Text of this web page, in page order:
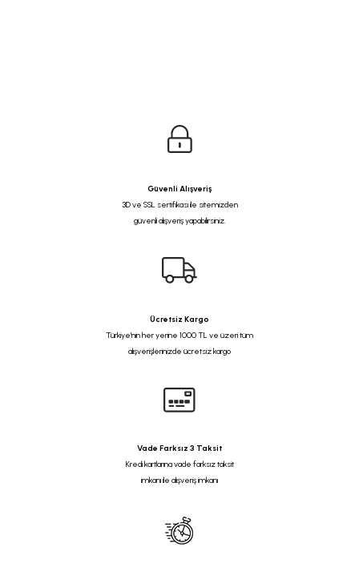
Güvenli Alışveriş
3D ve SSL sertifikası ile sitemizden
güvenli alışveriş yapabilirsiniz.
Ücretsiz Kargo
Türkiye'nin her yerine 1000 TL ve üzeri tüm
alışverişlerinizde ücretsiz kargo
Vade Farksız 3 Taksit
Kredi kartlarına vade farksız taksit
imkanı ile alışveriş imkanı